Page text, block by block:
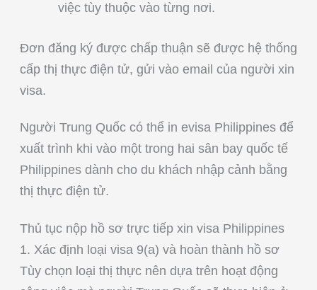
việc tùy thuộc vào từng nơi.
Đơn đăng ký được chấp thuận sẽ được hệ thống
cấp thị thực điện tử, gửi vào email của người xin
visa.
Người Trung Quốc có thể in evisa Philippines để
xuất trình khi vào một trong hai sân bay quốc tế
Philippines dành cho du khách nhập cảnh bằng
thị thực điện tử.
Thủ tục nộp hồ sơ trực tiếp xin visa Philippines
1. Xác định loại visa 9(a) và hoàn thành hồ sơ
Tùy chọn loại thị thực nên dựa trên hoạt động